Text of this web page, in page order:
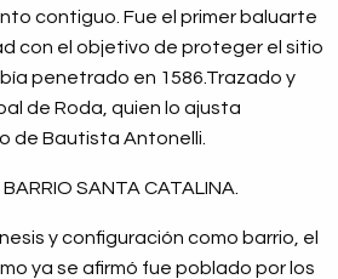
contiguo. Fue el primer baluarte
con el objetivo de proteger el sitio
penetrado en 1586.Trazado y
de Roda, quien lo ajusta
de Bautista Antonelli.
SANTA CATALINA.
y configuración como barrio, el
ya se afirmó fue poblado por los